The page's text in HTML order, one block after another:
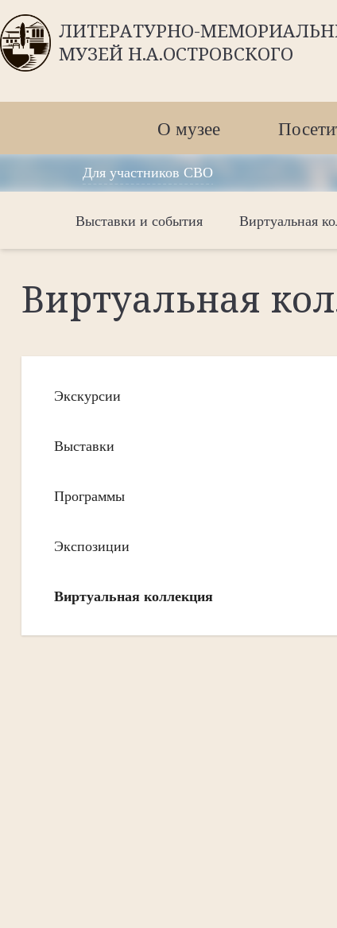
ЛИТЕРАТУРНО-
МУЗЕЙ Н.А.ОСТРОВСКОГО
О музее
Для участников СВО
Выставки и события Виртуальная
Виртуальная
Экскурсии
Выставки
Программы
Экспозиции
Виртуальная коллекция